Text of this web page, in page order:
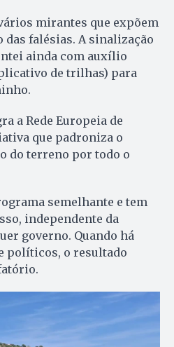
mirantes que expõem
falésias. A sinalização
ainda com auxílio
de trilhas) para
a Rede Europeia de
que padroniza o
do terreno por todo o
semelhante e tem
independente da
governo. Quando há
políticos, o resultado